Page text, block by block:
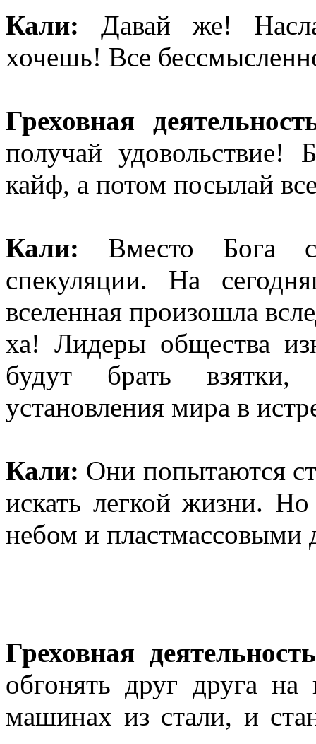
Кали: Давай же!
хочешь! Все
Греховная
получай
кайф, а потом посылай
Кали: Вместо Бога
спекуляции. На
вселенная произошла
ха! Лидеры общества
будут брать
установления мира в
Кали: Они попытаются
искать легкой жизни.
небом и
Греховная
обгонять друг друга на
машинах из стали, и